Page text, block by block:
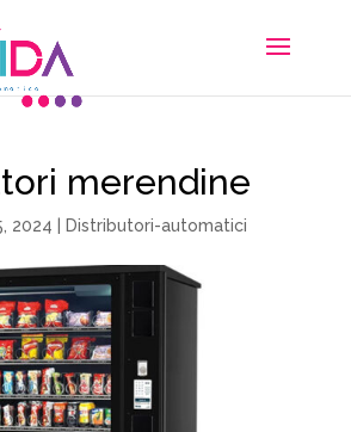
merendine
2024 Distributori-automatici